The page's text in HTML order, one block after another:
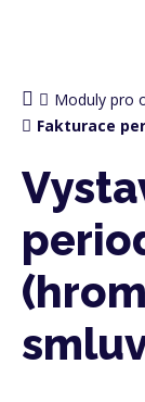
Moduly pro
Fakturace